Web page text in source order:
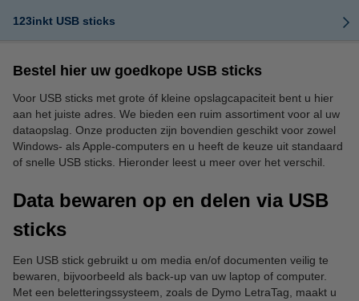
123inkt USB sticks
Bestel hier uw goedkope USB sticks
Voor USB sticks met grote óf kleine opslagcapaciteit bent u hier
aan het juiste adres. We bieden een ruim assortiment voor al uw
dataopslag. Onze producten zijn bovendien geschikt voor zowel
Windows- als Apple-computers en u heeft de keuze uit standaard
of snelle USB sticks. Hieronder leest u meer over het verschil.
Data bewaren op en delen via USB
sticks
Een USB stick gebruikt u om media en/of documenten veilig te
bewaren, bijvoorbeeld als back-up van uw laptop of computer.
Met een beletteringssysteem, zoals de Dymo LetraTag, maakt u